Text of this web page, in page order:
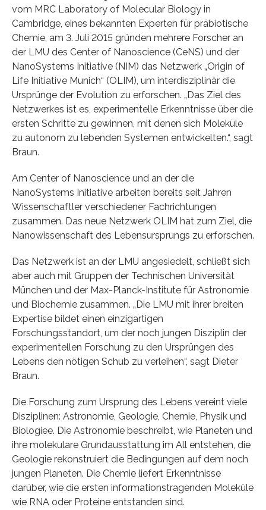
vom MRC Laboratory of Molecular Biology in
Cambridge, eines bekannten Experten für präbiotische
Chemie, am 3. Juli 2015 gründen mehrere Forscher an
der LMU des Center of Nanoscience (CeNS) und der
NanoSystems Initiative (NIM) das Netzwerk „Origin of
Life Initiative Munich“ (OLIM), um interdisziplinär die
Ursprünge der Evolution zu erforschen. „Das Ziel des
Netzwerkes ist es, experimentelle Erkenntnisse über die
ersten Schritte zu gewinnen, mit denen sich Moleküle
zu autonom zu lebenden Systemen entwickelten.“, sagt
Braun.
Am Center of Nanoscience und an der die
NanoSystems Initiative arbeiten bereits seit Jahren
Wissenschaftler verschiedener Fachrichtungen
zusammen. Das neue Netzwerk OLIM hat zum Ziel, die
Nanowissenschaft des Lebensursprungs zu erforschen.
Das Netzwerk ist an der LMU angesiedelt, schließt sich
aber auch mit Gruppen der Technischen Universität
München und der Max-Planck-Institute für Astronomie
und Biochemie zusammen. „Die LMU mit ihrer breiten
Expertise bildet einen einzigartigen
Forschungsstandort, um der noch jungen Disziplin der
experimentellen Forschung zu den Ursprüngen des
Lebens den nötigen Schub zu verleihen“, sagt Dieter
Braun.
Die Forschung zum Ursprung des Lebens vereint viele
Disziplinen: Astronomie, Geologie, Chemie, Physik und
Biologiee. Die Astronomie beschreibt, wie Planeten und
ihre molekulare Grundausstattung im All entstehen, die
Geologie rekonstruiert die Bedingungen auf dem noch
jungen Planeten. Die Chemie liefert Erkenntnisse
darüber, wie die ersten informationstragenden Moleküle
wie RNA oder Proteine entstanden sind.